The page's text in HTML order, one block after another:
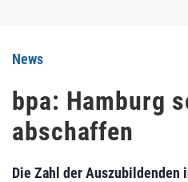
News
bpa: Hamburg
abschaffen
Die Zahl der